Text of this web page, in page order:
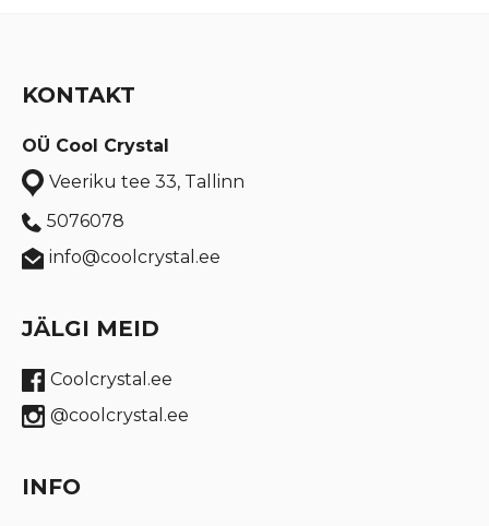
KONTAKT
OÜ Cool Crystal
Veeriku tee 33, Tallinn
5076078
info@coolcrystal.ee
JÄLGI MEID
Coolcrystal.ee
@coolcrystal.ee
INFO